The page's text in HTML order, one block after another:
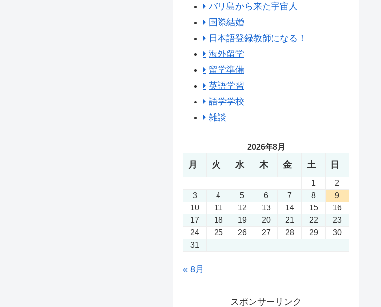
バリ島から来た宇宙人
国際結婚
日本語登録教師になる！
海外留学
留学準備
英語学習
語学学校
雑談
2026年8月
月 火 水 木 金 土 日
1
2
3
4 5 6 7 8
9
10
11 12 13 14 15
16
17
18 19 20 21 22
23
24
25 26 27 28 29
30
31
« 8月
スポンサーリンク